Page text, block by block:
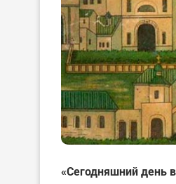
«Сегодняшний день